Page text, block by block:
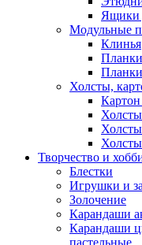
Ящики
Модульные
Клинья
Холсты,
Творчество и
Блестки
Игрушки и
Золочение
Карандаши
Карандаши
пастельные